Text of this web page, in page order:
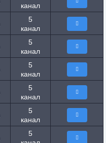
канал
5
канал
5
канал
5
канал
5
канал
5
канал
5